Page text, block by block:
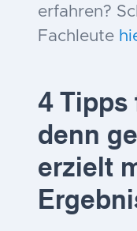
erfahren?
Fachleute
4 Tipps
denn
erzielt